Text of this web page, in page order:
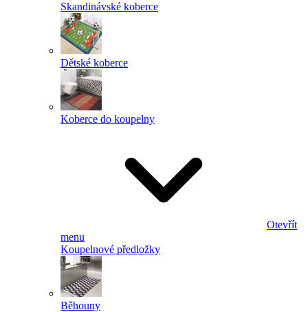
Skandinávské koberce
Dětské koberce
Koberce do koupelny
Otevřít
menu
Koupelnové předložky
Běhouny